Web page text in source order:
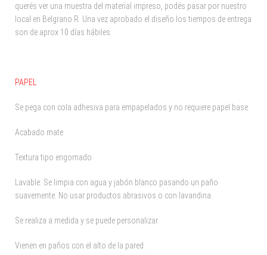
querés ver una muestra del material impreso, podés pasar por nuestro
local en Belgrano R. Una vez aprobado el diseño los tiempos de entrega
son de aprox 10 días hábiles.
PAPEL
Se pega con cola adhesiva para empapelados y no requiere papel base.
Acabado mate
Textura tipo engomado
Lavable. Se limpia con agua y jabón blanco pasando un paño
suavemente. No usar productos abrasivos o con lavandina.
Se realiza a medida y se puede personalizar.
Vienen en paños con el alto de la pared.